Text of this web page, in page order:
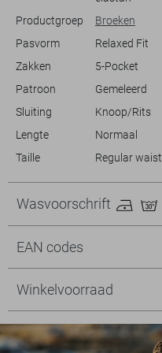
Productgroep
Broeken
Pasvorm
Relaxed Fit
Zakken
5-Pocket
Patroon
Gemeleerd
Sluiting
Knoop/Rits
Lengte
Normaal
Taille
Regular waist
Wasvoorschrift
EAN codes
Winkelvoorraad